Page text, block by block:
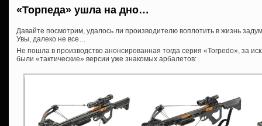
«Торпеда» ушла на дно…
Давайте посмотрим, удалось ли производителю воплотить в жизнь
Увы, далеко не все…
Не пошла в производство анонсированная тогда серия «Torpedo», за
были «тактические» версии уже знакомых арбалетов: